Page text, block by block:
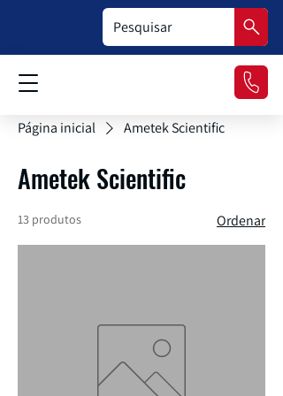
Página inicial Ametek Scientific
Ametek Scientific
13 produtos Ordenar